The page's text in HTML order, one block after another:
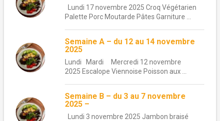
Lundi 17 novembre 2025 Croq Végétarien
Palette Porc Moutarde Pâtes Garniture ...
Semaine A – du 12 au 14 novembre
2025
Lundi Mardi Mercredi 12 novembre
2025 Escalope Viennoise Poisson aux ...
Semaine B – du 3 au 7 novembre
2025 –
Lundi 3 novembre 2025 Jambon braisé